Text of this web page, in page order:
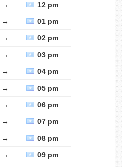
→ 12 pm
→ 01 pm
→ 02 pm
→ 03 pm
→ 04 pm
→ 05 pm
→ 06 pm
→ 07 pm
→ 08 pm
→ 09 pm